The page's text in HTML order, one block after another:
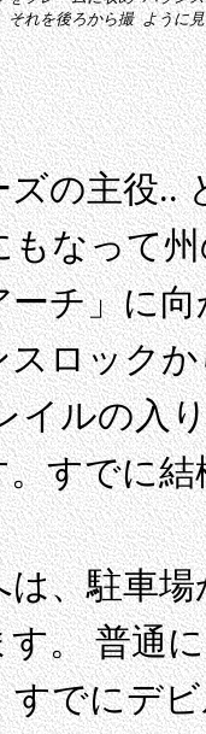
それを後ろから撮 ように
の主役..
なって
チ」に
ロック
イルの入
すでに
、駐車
。 普通
でにデ